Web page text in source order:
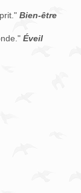
Bien-être
Éveil